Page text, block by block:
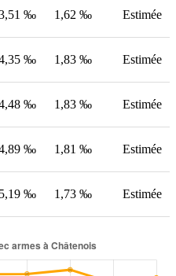
‰ 1,62 ‰ Estimée
‰ 1,83 ‰ Estimée
‰ 1,83 ‰ Estimée
‰ 1,81 ‰ Estimée
5,19 ‰ 1,73 ‰ Estimée